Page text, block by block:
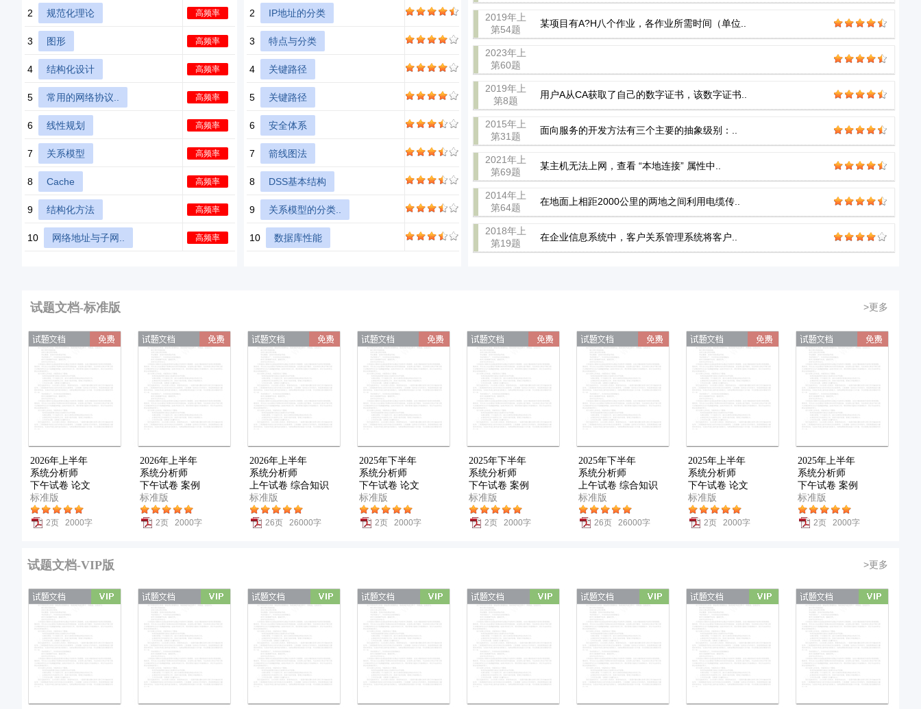
2 规范化理论 高频率
3 图形 高频率
4 结构化设计 高频率
5 常用的网络协议.. 高频率
6 线性规划 高频率
7 关系模型 高频率
8 Cache 高频率
9 结构化方法 高频率
10 网络地址与子网.. 高频率
2 IP地址的分类
3 特点与分类
4 关键路径
5 关键路径
6 安全体系
7 箭线图法
8 DSS基本结构
9 关系模型的分类..
10 数据库性能
2019年上
第54题
某项目有A?H八个作业，各作业所需时间（单位..
2023年上
第60题
2019年上
第8题
用户A从CA获取了自己的数字证书，该数字证书..
2015年上
第31题
面向服务的开发方法有三个主要的抽象级别：..
2021年上
第69题
某主机无法上网，查看 “本地连接” 属性中..
2014年上
第64题
在地面上相距2000公里的两地之间利用电缆传..
2018年上
第19题
在企业信息系统中，客户关系管理系统将客户..
试题文档-标准版 >更多
2026年上半年
系统分析师
下午试卷 论文
标准版
2页 2000字
2026年上半年
系统分析师
下午试卷 案例
标准版
2页 2000字
2026年上半年
系统分析师
上午试卷 综合知识
标准版
26页 26000字
2025年下半年
系统分析师
下午试卷 论文
标准版
2页 2000字
2025年下半年
系统分析师
下午试卷 案例
标准版
2页 2000字
2025年下半年
系统分析师
上午试卷 综合知识
标准版
26页 26000字
2025年上半年
系统分析师
下午试卷 论文
标准版
2页 2000字
2025年上半年
系统分析师
下午试卷 案例
标准版
2页 2000字
试题文档-VIP版 >更多